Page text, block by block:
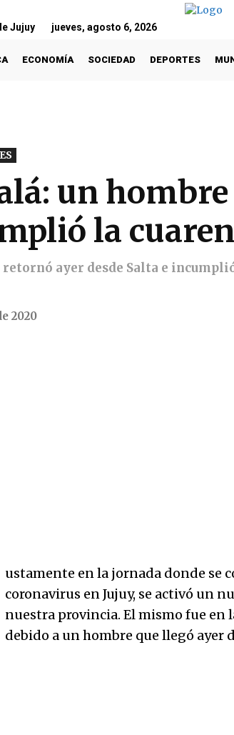
Jujuy jueves, agosto 6, 2026
ECONOMÍA SOCIEDAD DEPORTES
un
la
ayer desde Salta e
2020
ustamente en la jornada donde se
coronavirus en Jujuy, se activó un
nuestra provincia. El mismo fue en
debido a un hombre que llegó ayer